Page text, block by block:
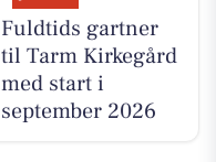
Fuldtids gartner
til Tarm Kirkegård
med start i
september 2026